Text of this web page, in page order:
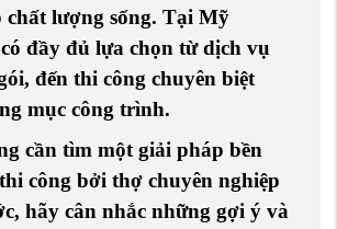
chất lượng sống. Tại Mỹ
đầy đủ lựa chọn từ dịch vụ
, đến thi công chuyên biệt
mục công trình.
cần tìm một giải pháp bền
công bởi thợ chuyên nghiệp
, hãy cân nhắc những gợi ý và